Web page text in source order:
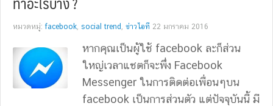
หมวดหมู่:facebook, social trend , ข่าวไอที 22 มกราคม 2016
หากคุณเป็นผู้ใช้ facebook ละก็ส่วน
ใหญ่เวลาแชตก็จะพึ่ง Facebook
Messenger ในการติดต่อเพื่อนๆบน
facebook เป็นการส่วนตัว แต่ปัจจุบันนี้ มี